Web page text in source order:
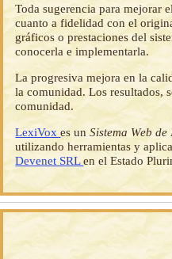
Toda sugerencia para mejorar
cuanto a fidelidad con el
gráficos o prestaciones del
conocerla e implementarla.
La progresiva mejora en la
la comunidad. Los resultados,
comunidad.
LexiVoxes unSistema Web
utilizando herramientas y
Devenet SRLen el Estado